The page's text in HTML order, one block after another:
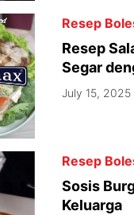
Resep
Resep
Segar
Spicy
July 15, 2025
Resep
Sosis
Keluarga